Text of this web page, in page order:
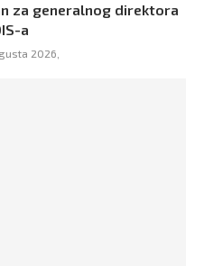
za generalnog direktora
a
2026,